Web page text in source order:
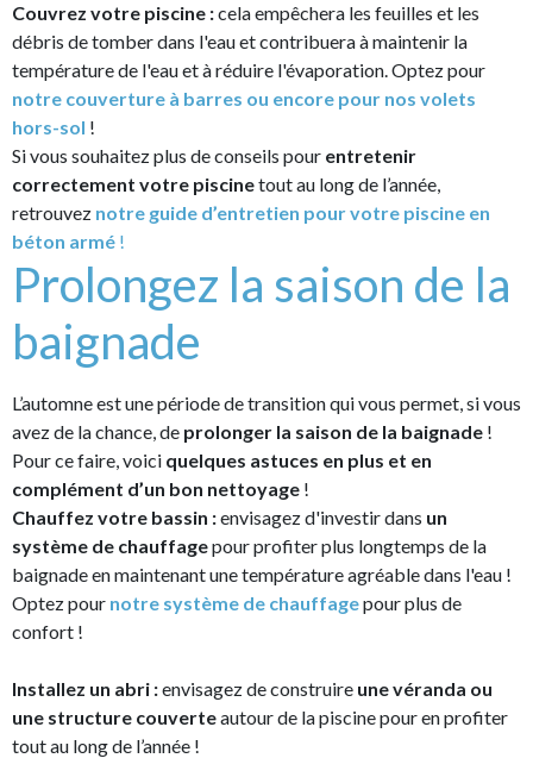
Couvrez votre piscine :cela empêchera les feuilles et les
débris de tomber dans l'eau et contribuera à maintenir la
température de l'eau et à réduire l'évaporation. Optez pour
notre couverture à barres ou encore pour nos volets
hors-sol !
Si vous souhaitez plus de conseils pour entretenir
correctement votre piscinetout au long de l’année,
retrouvez notre guide d’entretien pour votre piscine en
béton armé !
Prolongez la saison de la
baignade
L’automne est une période de transition qui vous permet, si vous
avez de la chance, de prolonger la saison de la baignade !
Pour ce faire, voici quelques astuces en plus et en
complément d’un bon nettoyage !
Chauffez votre bassin :envisagez d'investir dans un
système de chauffagepour profiter plus longtemps de la
baignade en maintenant une température agréable dans l'eau !
Optez pour notre système de chauffagepour plus de
confort !
Installez un abri :envisagez de construire une véranda ou
une structure couverteautour de la piscine pour en profiter
tout au long de l’année !